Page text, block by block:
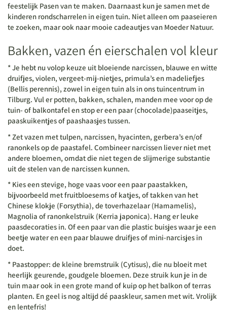
feestelijk Pasen van te maken. Daarnaast kun je samen met de
kinderen rondscharrelen in eigen tuin. Niet alleen om paaseieren
te zoeken, maar ook naar mooie cadeautjes van Moeder Natuur.
Bakken, vazen én eierschalen vol kleur
* Je hebt nu volop keuze uit bloeiende narcissen, blauwe en witte
druifjes, violen, vergeet-mij-nietjes, primula’s en madeliefjes
(Bellis perennis), zowel in eigen tuin als in ons tuincentrum in
Tilburg. Vul er potten, bakken, schalen, manden mee voor op de
tuin- of balkontafel en stop er een paar (chocolade)paaseitjes,
paaskuikentjes of paashaasjes tussen.
* Zet vazen met tulpen, narcissen, hyacinten, gerbera’s en/of
ranonkels op de paastafel. Combineer narcissen liever niet met
andere bloemen, omdat die niet tegen de slijmerige substantie
uit de stelen van de narcissen kunnen.
* Kies een stevige, hoge vaas voor een paar paastakken,
bijvoorbeeld met fruitbloesems of katjes, of takken van het
Chinese klokje (Forsythia), de toverhazelaar (Hamamelis),
Magnolia of ranonkelstruik (Kerria japonica). Hang er leuke
paasdecoraties in. Of een paar van die plastic buisjes waar je een
beetje water en een paar blauwe druifjes of mini-narcisjes in
doet.
* Paastopper: de kleine bremstruik (Cytisus), die nu bloeit met
heerlijk geurende, goudgele bloemen. Deze struik kun je in de
tuin maar ook in een grote mand of kuip op het balkon of terras
planten. En geel is nog altijd dé paaskleur, samen met wit. Vrolijk
en lentefris!